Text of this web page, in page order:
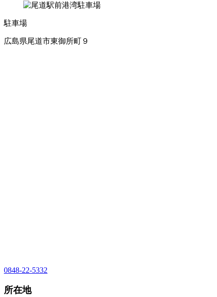
駐車場
広島県尾道市東御所町９
0848-22-5332
所在地